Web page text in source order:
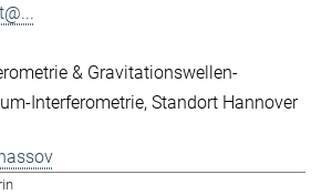
& Gravitationswellen-
Interferometrie Standort Hannover